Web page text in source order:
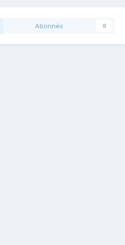
Abonnés 0